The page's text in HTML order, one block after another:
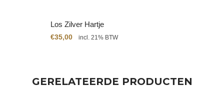
Los Zilver Hartje
€35,00 incl. 21% BTW
GERELATEERDE PRODUCTEN